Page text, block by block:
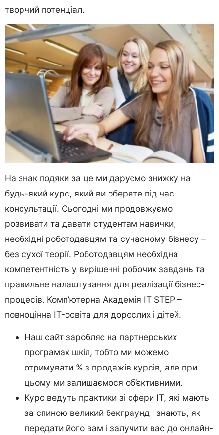
творчий потенціал.
На знак подяки за це ми даруємо знижку на
будь-який курс, який ви оберете під час
консультації. Сьогодні ми продовжуємо
розвивати та давати студентам навички,
необхідні роботодавцям та сучасному бізнесу –
без сухої теорії. Роботодавцям необхідна
компетентність у вирішенні робочих завдань та
правильне налаштування для реалізації бізнес-
процесів. Комп’ютерна Академія IT STEP –
повноцінна IT-освіта для дорослих і дітей.
Наш сайт заробляє на партнерських
програмах шкіл, тобто ми можемо
отримувати % з продажів курсів, але при
цьому ми залишаємося об’єктивними.
Курс ведуть практики зі сфери IT, які мають
за спиною великий бекграунд і знають, як
передати його вам і залучити вас до онлайн-